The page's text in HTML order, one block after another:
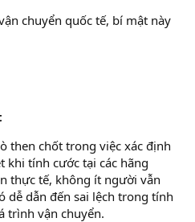
chuyển quốc tế, bí mật này
then chốt trong việc xác định
khi tính cước tại các hãng
thực tế, không ít người vẫn
dễ dẫn đến sai lệch trong tính
trình vận chuyển.